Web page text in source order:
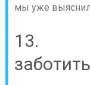
мы уже
13.